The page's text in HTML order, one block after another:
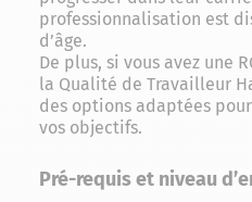
professionnalisation est
d’âge.
De plus, si vous avez une
la Qualité de Travailleur
des options adaptées
vos objectifs.
Pré-requis et niveau